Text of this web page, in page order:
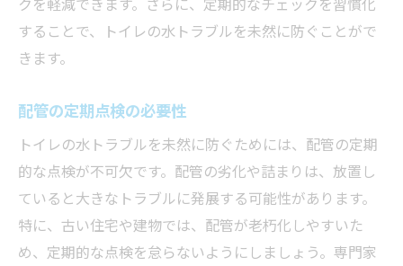
することで、トイレの水トラブルを未然に防ぐことがで
きます。
配管の定期点検の必要性
トイレの水トラブルを未然に防ぐためには、配管の定期
的な点検が不可欠です。配管の劣化や詰まりは、放置し
ていると大きなトラブルに発展する可能性があります。
特に、古い住宅や建物では、配管が老朽化しやすいた
め、定期的な点検を怠らないようにしましょう。専門家